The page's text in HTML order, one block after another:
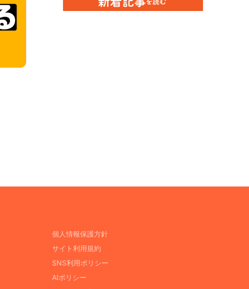
個人情報保護方針
サイト利用規約
SNS利用ポリシー
AIポリシー